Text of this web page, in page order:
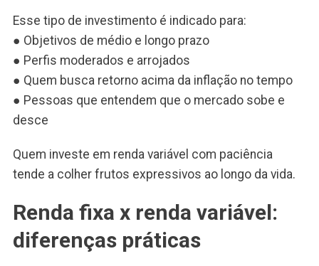
Esse tipo de investimento é indicado para:
● Objetivos de médio e longo prazo
● Perfis moderados e arrojados
● Quem busca retorno acima da inflação no tempo
● Pessoas que entendem que o mercado sobe e
desce
Quem investe em renda variável com paciência
tende a colher frutos expressivos ao longo da vida.
Renda fixa x renda variável:
diferenças práticas